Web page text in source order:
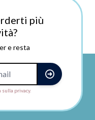
più
e resta
privacy.